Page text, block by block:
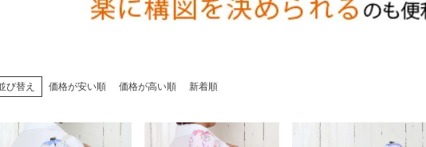
び替え 価格が安い順 価格が高い順 新着順